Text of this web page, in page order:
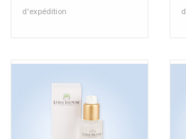
d'expédition